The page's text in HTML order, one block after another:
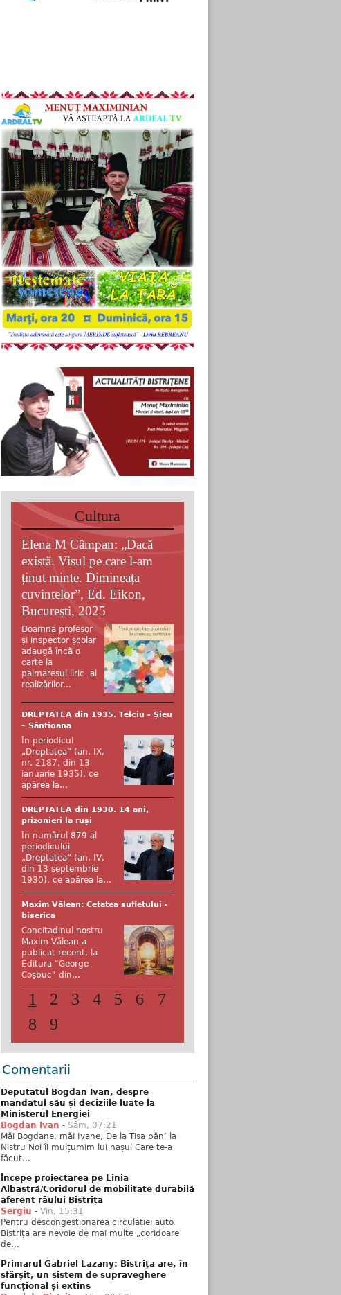
Cultura
Elena M Câmpan: „Dacă
există. Visul pe care l-am
ținut minte. Dimineața
cuvintelor”, Ed. Eikon,
București, 2025
Doamna profesor
și inspector școlar
adaugă încă o
carte la
palmaresul liric al
realizărilor...
DREPTATEA din 1935. Telciu - Șieu
– Sântioana
În periodicul
„Dreptatea” (an. IX,
nr. 2187, din 13
ianuarie 1935), ce
apărea la...
DREPTATEA din 1930. 14 ani,
prizonieri la ruși
În numărul 879 al
periodicului
„Dreptatea” (an. IV,
din 13 septembrie
1930), ce apărea la...
Maxim Vălean: Cetatea sufletului -
biserica
Concitadinul nostru
Maxim Vălean a
publicat recent, la
Editura "George
Coşbuc" din...
1 2 3 4 5 6
7
8
9
Comentarii
Deputatul Bogdan Ivan, despre
mandatul său și deciziile luate la
Ministerul Energiei
Bogdan Ivan - Sâm, 07:21
Măi Bogdane, măi Ivane, De la Tisa pân’ la
Nistru Noi îi mulțumim lui nașul Care te-a
făcut...
Începe proiectarea pe Linia
Albastră/Coridorul de mobilitate durabilă
aferent râului Bistrița
Sergiu - Vin, 15:31
Pentru descongestionarea circulatiei auto
Bistrița are nevoie de mai multe „coridoare
de...
Primarul Gabriel Lazany: Bistrița are, în
sfârșit, un sistem de supraveghere
funcțional și extins